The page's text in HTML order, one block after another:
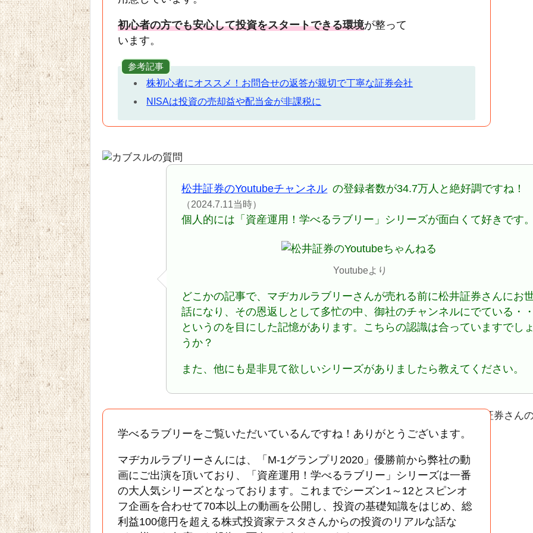
初心者の方でも安心して投資をスタートできる環境が整って
います。
参考記事
株初心者にオススメ！お問合せの返答が親切で丁寧な証券会社
NISAは投資の売却益や配当金が非課税に
松井証券のYoutubeチャンネル の登録者数が34.7万人と絶好調ですね！
（2024.7.11当時）
個人的には「資産運用！学べるラブリー」シリーズが面白くて好きです
Youtubeより
どこかの記事で、マヂカルラブリーさんが売れる前に松井証券さんにお
話になり、その恩返しとして多忙の中、御社のチャンネルにでている・
というのを目にした記憶があります。こちらの認識は合っていますでし
うか？
また、他にも是非見て欲しいシリーズがありましたら教えてください。
学べるラブリーをご覧いただいているんですね！ありがとうございます。
マヂカルラブリーさんには、「M-1グランプリ2020」優勝前から弊社の動
画にご出演を頂いており、「資産運用！学べるラブリー」シリーズは一番
の大人気シリーズとなっております。これまでシーズン1～12とスピンオ
フ企画を合わせて70本以上の動画を公開し、投資の基礎知識をはじめ、総
利益100億円を超える株式投資家テスタさんからの投資のリアルな話な